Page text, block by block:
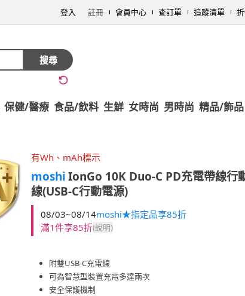
登入 註冊 會員中心 查訂單 追蹤清單
搜尋
保健/醫療 食品/飲料 生鮮 女時尚 男時尚 精品/飾品
有Wh、mAh標示
moshiIonGo 10K Duo-C PD充電帶線行
線(USB-C行動電源)
08/03~08/14moshi★指定品享85折
滿1件享85折(說明)
附雙USB-C充電線
可為智慧型裝置充電多達兩次
安全保護機制